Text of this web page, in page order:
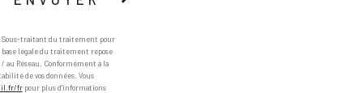
Sous-traitant du traitement pour
base légale du traitement repose
au Réseau. Conformément à la
de vos données. Vous
frpour plus d’informations